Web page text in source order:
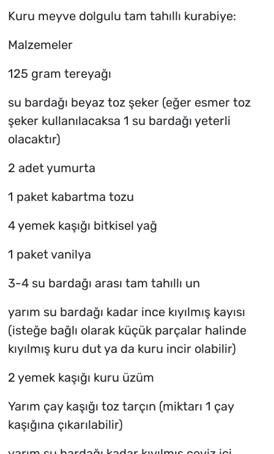
Kuru meyve dolgulu tam tahıllı kurabiye:
Malzemeler
125 gram tereyağı
su bardağı beyaz toz şeker (eğer esmer toz
şeker kullanılacaksa 1 su bardağı yeterli
olacaktır)
2 adet yumurta
1 paket kabartma tozu
4 yemek kaşığı bitkisel yağ
1 paket vanilya
3-4 su bardağı arası tam tahıllı un
yarım su bardağı kadar ince kıyılmış kayısı
(isteğe bağlı olarak küçük parçalar halinde
kıyılmış kuru dut ya da kuru incir olabilir)
2 yemek kaşığı kuru üzüm
Yarım çay kaşığı toz tarçın (miktarı 1 çay
kaşığına çıkarılabilir)